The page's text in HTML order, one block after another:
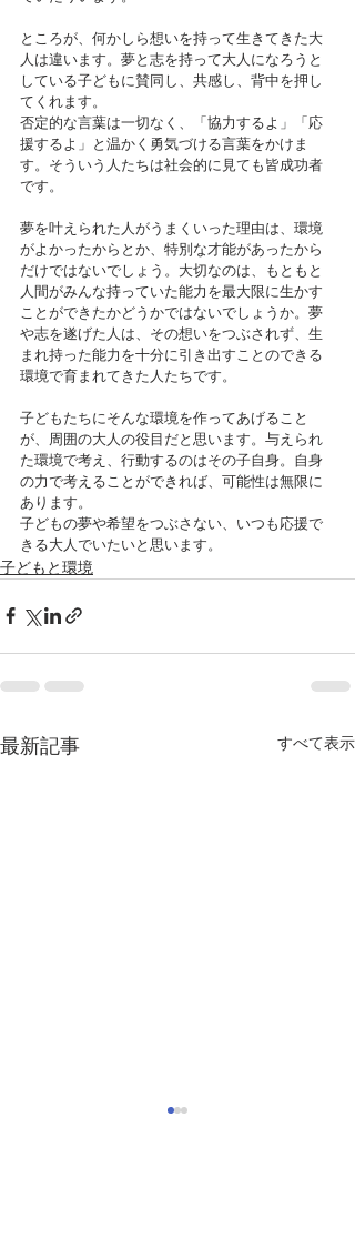
ところが、何かしら想いを持って生きてきた大
人は違います。夢と志を持って大人になろうと
している子どもに賛同し、共感し、背中を押し
てくれます。
否定的な言葉は一切なく、「協力するよ」「応
援するよ」と温かく勇気づける言葉をかけま
す。そういう人たちは社会的に見ても皆成功者
です。
夢を叶えられた人がうまくいった理由は、環境
がよかったからとか、特別な才能があったから
だけではないでしょう。大切なのは、もともと
人間がみんな持っていた能力を最大限に生かす
ことができたかどうかではないでしょうか。夢
や志を遂げた人は、その想いをつぶされず、生
まれ持った能力を十分に引き出すことのできる
環境で育まれてきた人たちです。
子どもたちにそんな環境を作ってあげること
が、周囲の大人の役目だと思います。与えられ
た環境で考え、行動するのはその子自身。自身
の力で考えることができれば、可能性は無限に
あります。
子どもの夢や希望をつぶさない、いつも応援で
きる大人でいたいと思います。
子どもと環境
最新記事 すべて表示